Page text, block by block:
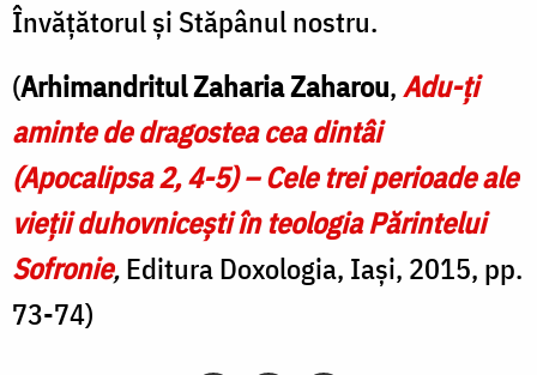
Învăţătorul şi Stăpânul nostru.
(Arhimandritul Zaharia Zaharou,Adu-ţi
aminte de dragostea cea dintâi
(Apocalipsa 2, 4-5) – Cele trei perioade ale
vieţii duhovniceşti în teologia Părintelui
Sofronie,Editura Doxologia, Iaşi, 2015, pp.
73-74)